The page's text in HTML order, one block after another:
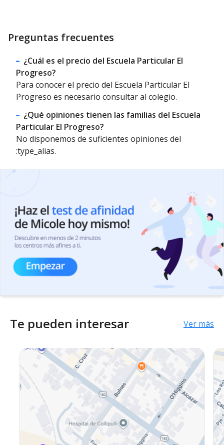
Preguntas frecuentes
¿Cuál es el precio del Escuela Particular El
Progreso?
Para conocer el precio del Escuela Particular El
Progreso es necesario consultar al colegio.
¿Qué opiniones tienen las familias del Escuela
Particular El Progreso?
No disponemos de suficientes opiniones del
:type_alias.
Te pueden interesar Ver más